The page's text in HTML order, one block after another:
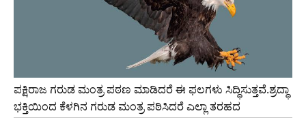
ಪಕ್ಷಿರಾಜ ಗರುಡ ಮಂತ್ರ ಪಠಣ ಮಾಡಿದರೆ ಈ ಫಲಗಳು ಸಿದ್ಧಿಸುತ್ತವೆ.ಶ್ರದ್ಧಾ
ಭಕ್ತಿಯಿಂದ ಕೆಳಗಿನ ಗರುಡ ಮಂತ್ರ ಪಠಿಸಿದರೆ ಎಲ್ಲಾ ತರಹದ